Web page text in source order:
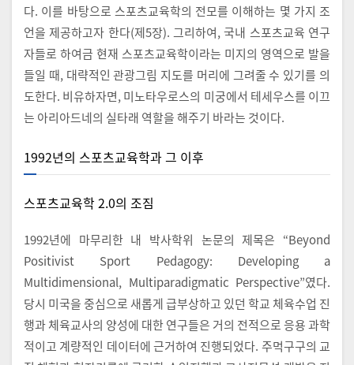
다. 이를 바탕으로 스포츠교육학의 전모를 이해하는 몇 가지 조
언을 제공하고자 한다(제5장). 그리하여, 국내 스포츠교육 연구
자들로 하여금 현재 스포츠교육학이라는 미지의 영역으로 발을
들일 때, 대략적인 관광그림 지도를 머리에 그려줄 수 있기를 의
도한다. 비유하자면, 미노타우로스의 미궁에서 테세우스를 이끄
는 아리아드네의 실타래 역할을 해주기 바라는 것이다.
1992년의 스포츠교육학과 그 이후
스포츠교육학 2.0의 조짐
1992년에 마무리한 내 박사학위 논문의 제목은 “Beyond
Positivist Sport Pedagogy: Developing a
Multidimensional, Multiparadigmatic Perspective”였다.
당시 미국을 중심으로 새롭게 급부상하고 있던 학교 체육수업 진
행과 체육교사의 양성에 대한 연구들은 거의 전적으로 응용 과학
적이고 계량적인 데이터에 근거하여 진행되었다. 주먹구구의 교